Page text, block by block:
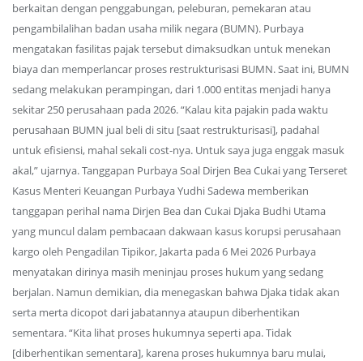
berkaitan dengan penggabungan, peleburan, pemekaran atau
pengambilalihan badan usaha milik negara (BUMN). Purbaya
mengatakan fasilitas pajak tersebut dimaksudkan untuk menekan
biaya dan memperlancar proses restrukturisasi BUMN. Saat ini, BUMN
sedang melakukan perampingan, dari 1.000 entitas menjadi hanya
sekitar 250 perusahaan pada 2026. “Kalau kita pajakin pada waktu
perusahaan BUMN jual beli di situ [saat restrukturisasi], padahal
untuk efisiensi, mahal sekali cost-nya. Untuk saya juga enggak masuk
akal,” ujarnya. Tanggapan Purbaya Soal Dirjen Bea Cukai yang Terseret
Kasus Menteri Keuangan Purbaya Yudhi Sadewa memberikan
tanggapan perihal nama Dirjen Bea dan Cukai Djaka Budhi Utama
yang muncul dalam pembacaan dakwaan kasus korupsi perusahaan
kargo oleh Pengadilan Tipikor, Jakarta pada 6 Mei 2026 Purbaya
menyatakan dirinya masih meninjau proses hukum yang sedang
berjalan. Namun demikian, dia menegaskan bahwa Djaka tidak akan
serta merta dicopot dari jabatannya ataupun diberhentikan
sementara. “Kita lihat proses hukumnya seperti apa. Tidak
[diberhentikan sementara], karena proses hukumnya baru mulai,